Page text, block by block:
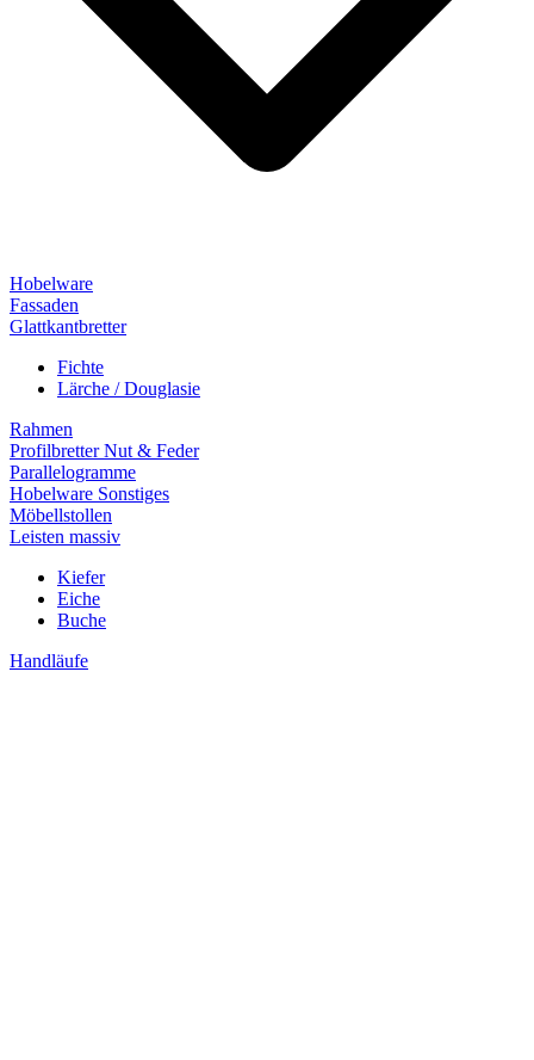
Hobelware
Fassaden
Glattkantbretter
Fichte
Lärche / Douglasie
Rahmen
Profilbretter Nut & Feder
Parallelogramme
Hobelware Sonstiges
Möbellstollen
Leisten massiv
Kiefer
Eiche
Buche
Handläufe